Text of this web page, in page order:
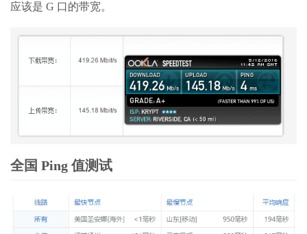
应该是 G 口的带宽。
全国 Ping 值测试